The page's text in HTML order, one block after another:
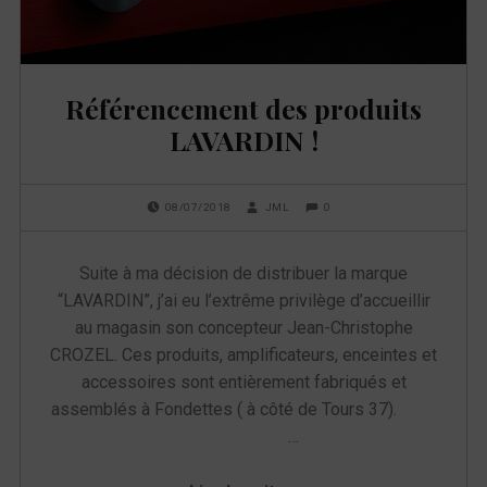
e
Référencement des produits
LAVARDIN !
08/07/2018
JML
COMMENTS:0
Suite à ma décision de distribuer la marque
“LAVARDIN”, j’ai eu l’extrême privilège d’accueillir
au magasin son concepteur Jean-Christophe
CROZEL. Ces produits, amplificateurs, enceintes et
accessoires sont entièrement fabriqués et
assemblés à Fondettes ( à côté de Tours 37).
…